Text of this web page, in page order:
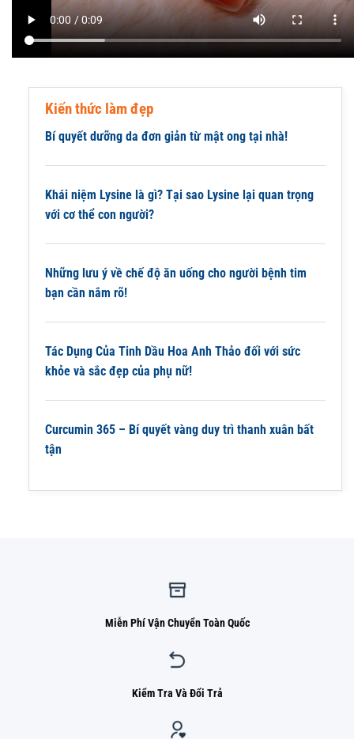
Kiến thức làm đẹp
Bí quyết dưỡng da đơn giản từ mật ong tại nhà!
Khái niệm Lysine là gì? Tại sao Lysine lại quan trọng
với cơ thể con người?
Những lưu ý về chế độ ăn uống cho người bệnh tim
bạn cần nắm rõ!
Tác Dụng Của Tinh Dầu Hoa Anh Thảo đối với sức
khỏe và sắc đẹp của phụ nữ!
Curcumin 365 – Bí quyết vàng duy trì thanh xuân bất
tận
Miễn Phí Vận Chuyển Toàn Quốc
Kiểm Tra Và Đổi Trả